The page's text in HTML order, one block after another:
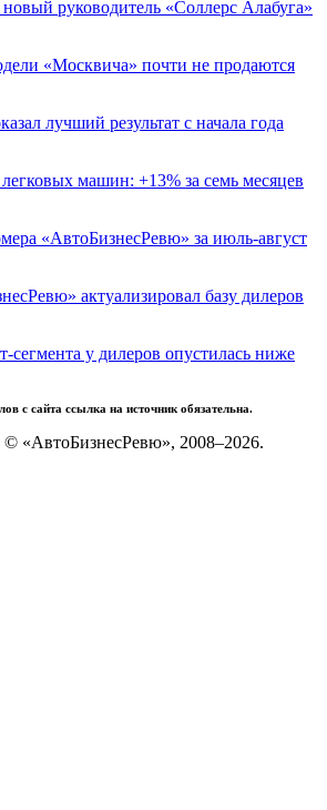
руководитель «Соллерс Алабуга»
«Москвича» почти не продаются
лучший результат с начала года
машин: +13% за семь месяцев
«АвтоБизнесРевю» за июль-август
актуализировал базу дилеров
сегмента у дилеров опустилась ниже
с сайта ссылка на источник обязательна.
«АвтоБизнесРевю», 2008–2026.